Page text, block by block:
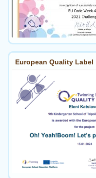
European Quality Label